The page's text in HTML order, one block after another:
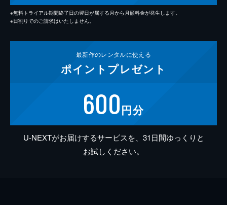
※無料トライアル期間終了日の翌日が属する月から月額料金が発生します。
※日割りでのご請求はいたしません。
最新作のレンタルに使える
ポイント プレゼント
600円分
U-NEXTがお届けするサービスを、31日間ゆっくりと
お試しください。